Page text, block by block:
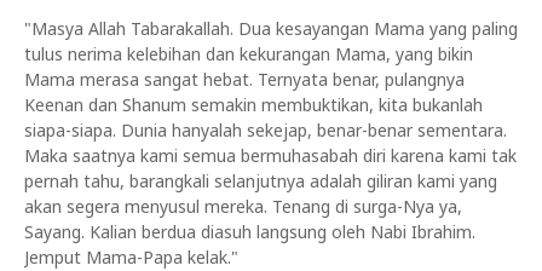
"Masya Allah Tabarakallah. Dua kesayangan Mama yang paling
tulus nerima kelebihan dan kekurangan Mama, yang bikin
Mama merasa sangat hebat. Ternyata benar, pulangnya
Keenan dan Shanum semakin membuktikan, kita bukanlah
siapa-siapa. Dunia hanyalah sekejap, benar-benar sementara.
Maka saatnya kami semua bermuhasabah diri karena kami tak
pernah tahu, barangkali selanjutnya adalah giliran kami yang
akan segera menyusul mereka. Tenang di surga-Nya ya,
Sayang. Kalian berdua diasuh langsung oleh Nabi Ibrahim.
Jemput Mama-Papa kelak."